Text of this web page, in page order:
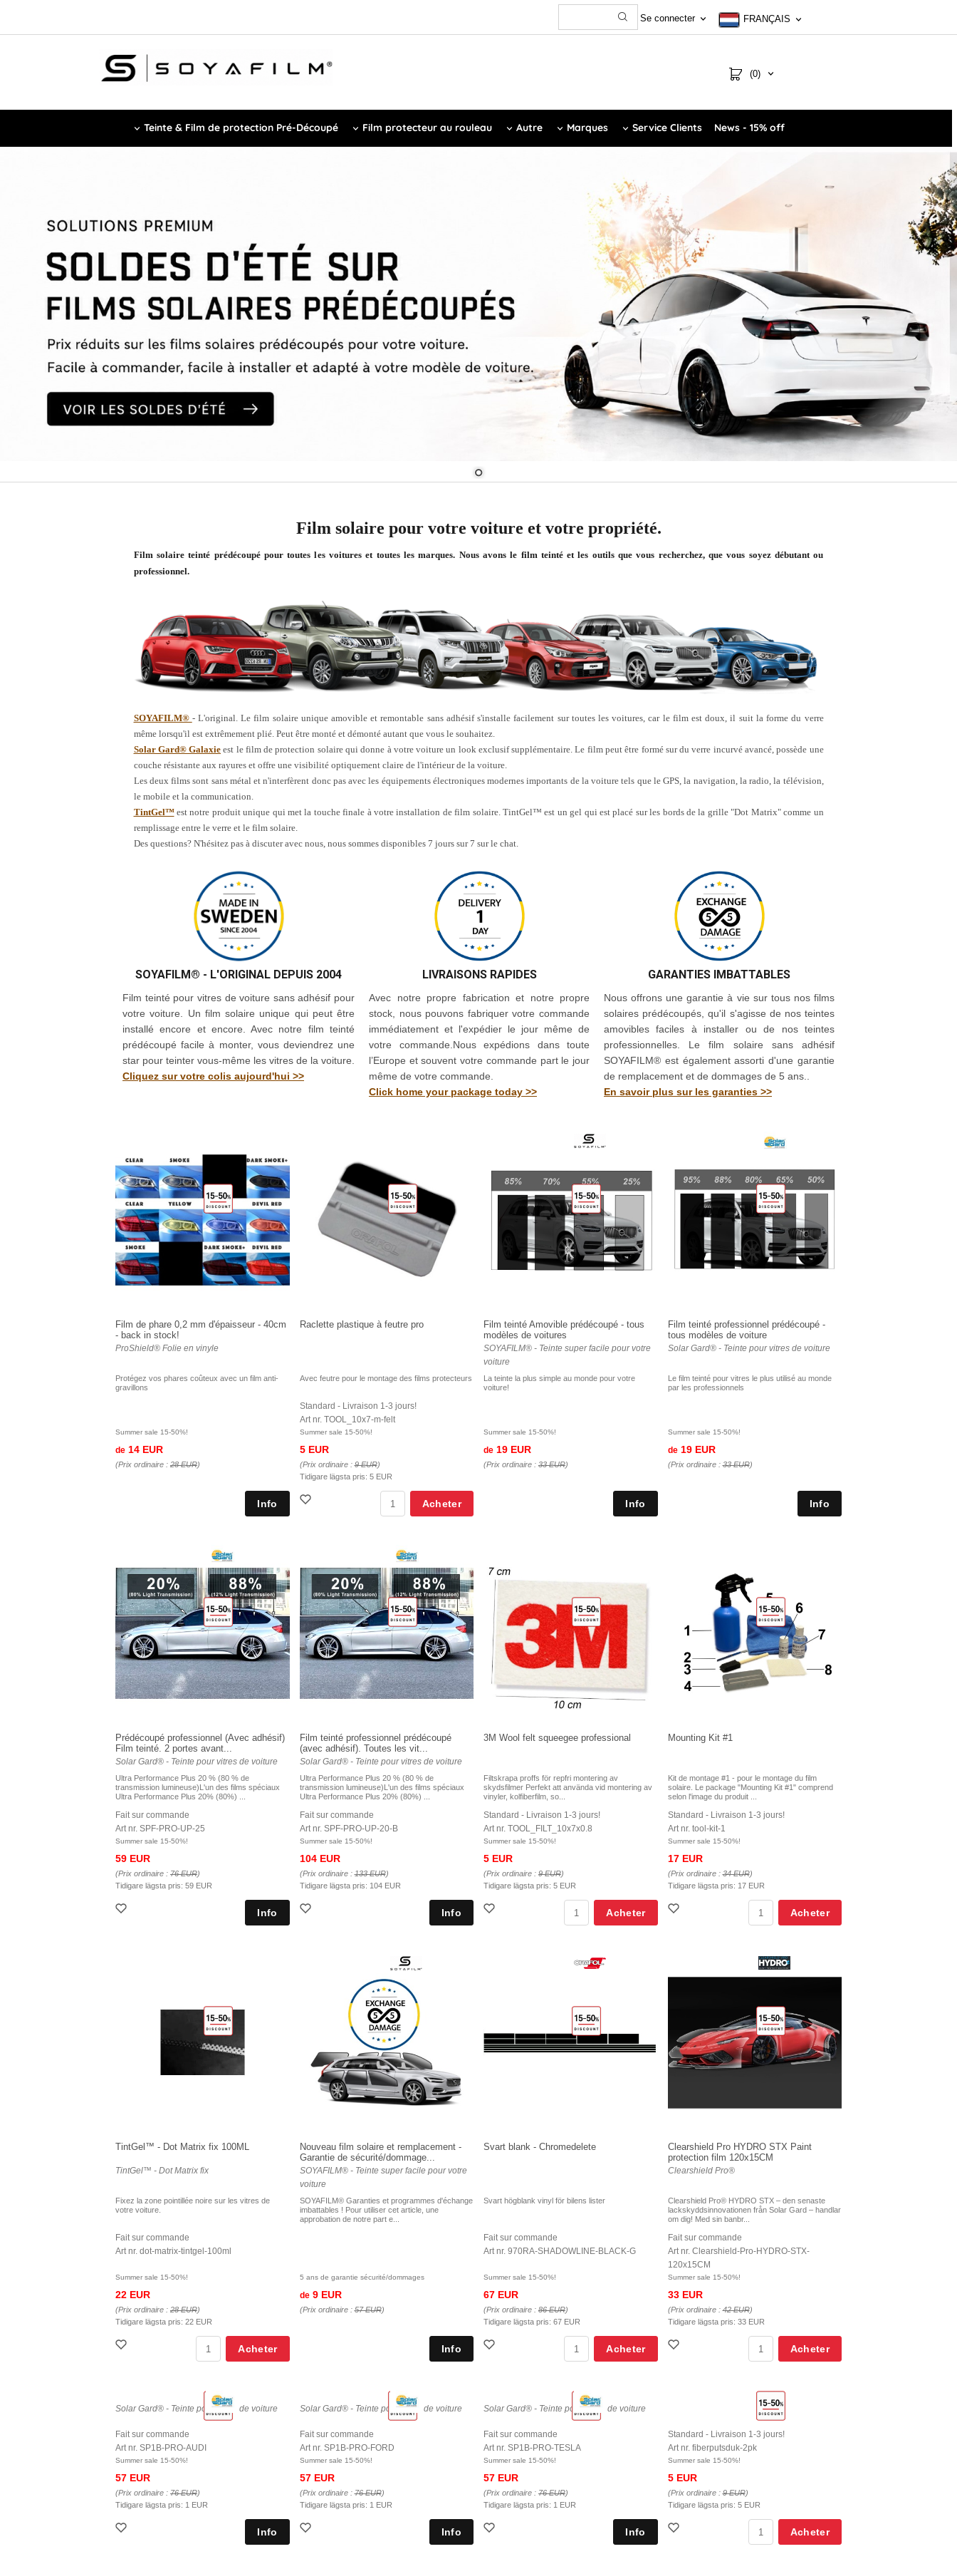
Se connecter FRANÇAIS
(0)
Teinte & Film de protection Pré-Découpé Film protecteur au rouleau Autre Marques Service Clients News - 15% off
Film solaire pour votre voiture et votre propriété.
Film solaire teinté prédécoupé pour toutes les voitures et toutes les marques. Nous avons le film teinté et les outils que vous recherchez, que vous soyez débutant ou
professionnel.
SOYAFILM® - L'original. Le film solaire unique amovible et remontable sans adhésif s'installe facilement sur toutes les voitures, car le film est doux, il suit la forme du verre
même lorsqu'il est extrêmement plié. Peut être monté et démonté autant que vous le souhaitez.
Solar Gard® Galaxie est le film de protection solaire qui donne à votre voiture un look exclusif supplémentaire. Le film peut être formé sur du verre incurvé avancé, possède une
couche résistante aux rayures et offre une visibilité optiquement claire de l'intérieur de la voiture.
Les deux films sont sans métal et n'interfèrent donc pas avec les équipements électroniques modernes importants de la voiture tels que le GPS, la navigation, la radio, la télévision,
le mobile et la communication.
TintGel™est notre produit unique qui met la touche finale à votre installation de film solaire. TintGel™ est un gel qui est placé sur les bords de la grille "Dot Matrix" comme un
remplissage entre le verre et le film solaire.
Des questions? N'hésitez pas à discuter avec nous, nous sommes disponibles 7 jours sur 7 sur le chat.
SOYAFILM® - L'ORIGINAL DEPUIS 2004
Film teinté pour vitres de voiture sans adhésif pour
votre voiture. Un film solaire unique qui peut être
installé encore et encore. Avec notre film teinté
prédécoupé facile à monter, vous deviendrez une
star pour teinter vous-même les vitres de la voiture.
Cliquez sur votre colis aujourd'hui >>
LIVRAISONS RAPIDES
Avec notre propre fabrication et notre propre
stock, nous pouvons fabriquer votre commande
immédiatement et l'expédier le jour même de
votre commande.Nous expédions dans toute
l’Europe et souvent votre commande part le jour
même de votre commande.
Click home your package today >>
GARANTIES IMBATTABLES
Nous offrons une garantie à vie sur tous nos films
solaires prédécoupés, qu'il s'agisse de nos teintes
amovibles faciles à installer ou de nos teintes
professionnelles. Le film solaire sans adhésif
SOYAFILM® est également assorti d'une garantie
de remplacement et de dommages de 5 ans..
En savoir plus sur les garanties >>
Film de phare 0,2 mm d'épaisseur - 40cm
- back in stock!
ProShield® Folie en vinyle
Protégez vos phares coûteux avec un film anti-
gravillons
Summer sale 15-50%!
de 14 EUR
(Prix ordinaire : 28 EUR)
Raclette plastique à feutre pro
Avec feutre pour le montage des films protecteurs
Standard - Livraison 1-3 jours!
Art nr. TOOL_10x7-m-felt
Summer sale 15-50%!
5 EUR
(Prix ordinaire :9 EUR)
Tidigare lägsta pris: 5 EUR
Acheter
Film teinté Amovible prédécoupé - tous
modèles de voitures
SOYAFILM® - Teinte super facile pour votre
voiture
La teinte la plus simple au monde pour votre
voiture!
Summer sale 15-50%!
de 19 EUR
(Prix ordinaire : 33 EUR)
Film teinté professionnel prédécoupé -
tous modèles de voiture
Solar Gard® - Teinte pour vitres de voiture
Le film teinté pour vitres le plus utilisé au monde
par les professionnels
Summer sale 15-50%!
de19 EUR
(Prix ordinaire :33 EUR)
Prédécoupé professionnel (Avec adhésif)
Film teinté. 2 portes avant...
Solar Gard® - Teinte pour vitres de voiture
Ultra Performance Plus 20 % (80 % de
transmission lumineuse)L'un des films spéciaux
Ultra Performance Plus 20% (80%) ...
Fait sur commande
Art nr. SPF-PRO-UP-25
Summer sale 15-50%!
59 EUR
(Prix ordinaire : 76 EUR)
Tidigare lägsta pris: 59 EUR
Film teinté professionnel prédécoupé
(avec adhésif). Toutes les vit...
Solar Gard® - Teinte pour vitres de voiture
Ultra Performance Plus 20 % (80 % de
transmission lumineuse)L'un des films spéciaux
Ultra Performance Plus 20% (80%) ...
Fait sur commande
Art nr. SPF-PRO-UP-20-B
Summer sale 15-50%!
104 EUR
(Prix ordinaire :133 EUR)
Tidigare lägsta pris: 104 EUR
3M Wool felt squeegee professional
Filtskrapa proffs för repfri montering av
skydsfilmer Perfekt att använda vid montering av
vinyler, kolfiberfilm, so...
Standard - Livraison 1-3 jours!
Art nr. TOOL_FILT_10x7x0.8
Summer sale 15-50%!
5 EUR
(Prix ordinaire : 9 EUR)
Tidigare lägsta pris: 5 EUR
Acheter
Mounting Kit #1
Kit de montage #1 - pour le montage du film
solaire. Le package "Mounting Kit #1" comprend
selon l'image du produit ...
Standard - Livraison 1-3 jours!
Art nr. tool-kit-1
Summer sale 15-50%!
17 EUR
(Prix ordinaire :34 EUR)
Tidigare lägsta pris: 17 EUR
Acheter
TintGel™ - Dot Matrix fix 100ML
TintGel™ - Dot Matrix fix
Fixez la zone pointillée noire sur les vitres de
votre voiture.
Fait sur commande
Art nr. dot-matrix-tintgel-100ml
Summer sale 15-50%!
22 EUR
(Prix ordinaire : 28 EUR)
Tidigare lägsta pris: 22 EUR
Acheter
Nouveau film solaire et remplacement -
Garantie de sécurité/dommage...
SOYAFILM® - Teinte super facile pour votre
voiture
SOYAFILM® Garanties et programmes d'échange
imbattables ! Pour utiliser cet article, une
approbation de notre part e...
5 ans de garantie sécurité/dommages
de9 EUR
(Prix ordinaire :57 EUR)
Svart blank - Chromedelete
Svart högblank vinyl för bilens lister
Fait sur commande
Art nr. 970RA-SHADOWLINE-BLACK-G
Summer sale 15-50%!
67 EUR
(Prix ordinaire : 86 EUR)
Tidigare lägsta pris: 67 EUR
Acheter
Clearshield Pro HYDRO STX Paint
protection film 120x15CM
Clearshield Pro®
Clearshield Pro® HYDRO STX – den senaste
lackskyddsinnovationen från Solar Gard – handlar
om dig! Med sin banbr...
Fait sur commande
Art nr. Clearshield-Pro-HYDRO-STX-
120x15CM
Summer sale 15-50%!
33 EUR
(Prix ordinaire :42 EUR)
Tidigare lägsta pris: 33 EUR
Acheter
Solar Gard® - Teinte pour vitres de voiture
Fait sur commande
Art nr. SP1B-PRO-AUDI
Summer sale 15-50%!
57 EUR
(Prix ordinaire : 76 EUR)
Tidigare lägsta pris: 1 EUR
Solar Gard® - Teinte pour vitres de voiture
Fait sur commande
Art nr. SP1B-PRO-FORD
Summer sale 15-50%!
57 EUR
(Prix ordinaire :76 EUR)
Tidigare lägsta pris: 1 EUR
Solar Gard® - Teinte pour vitres de voiture
Fait sur commande
Art nr. SP1B-PRO-TESLA
Summer sale 15-50%!
57 EUR
(Prix ordinaire : 76 EUR)
Tidigare lägsta pris: 1 EUR
Standard - Livraison 1-3 jours!
Art nr. fiberputsduk-2pk
Summer sale 15-50%!
5 EUR
(Prix ordinaire :9 EUR)
Tidigare lägsta pris: 5 EUR
Acheter